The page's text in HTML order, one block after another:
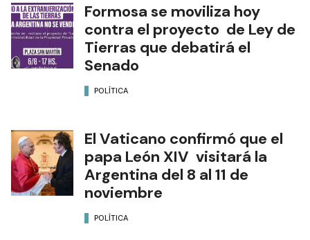
Formosa se moviliza hoy
contra el proyecto de Ley de
Tierras que debatirá el
Senado
POLÍTICA
El Vaticano confirmó que el
papa León XIV visitará la
Argentina del 8 al 11 de
noviembre
POLÍTICA